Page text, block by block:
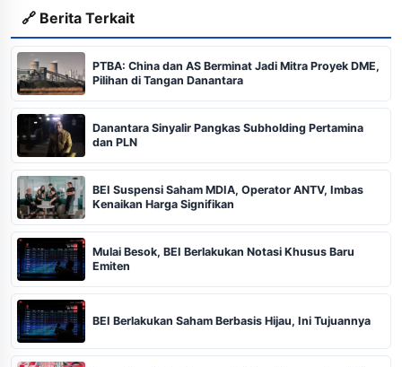
🔗 Berita Terkait
PTBA: China dan AS Berminat Jadi Mitra Proyek DME,
Pilihan di Tangan Danantara
Danantara Sinyalir Pangkas Subholding Pertamina
dan PLN
BEI Suspensi Saham MDIA, Operator ANTV, Imbas
Kenaikan Harga Signifikan
Mulai Besok, BEI Berlakukan Notasi Khusus Baru
Emiten
BEI Berlakukan Saham Berbasis Hijau, Ini Tujuannya